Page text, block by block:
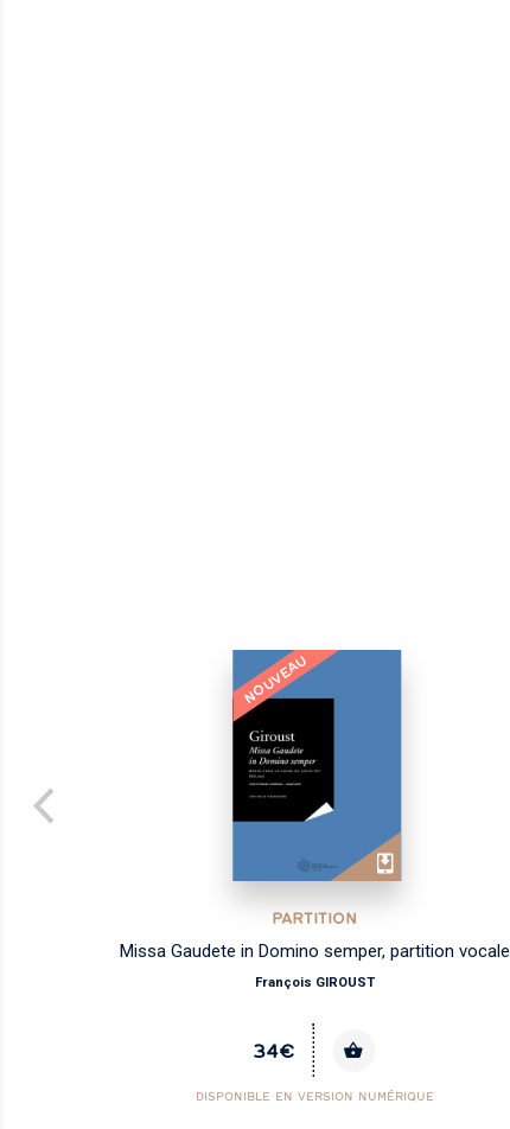
NOUVEAU
PARTITION
Missa Gaudete in Domino semper, partition vocale
François GIROUST
34€
DISPONIBLE EN VERSION NUMÉRIQUE